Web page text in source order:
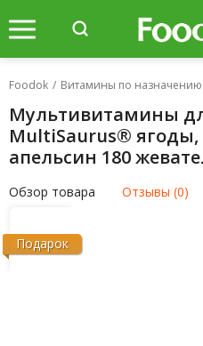
Foodok / Витамины по назначению
Мультивитамины
MultiSaurus®
апельсин 180
Обзор товара Отзывы (0)
Подарок